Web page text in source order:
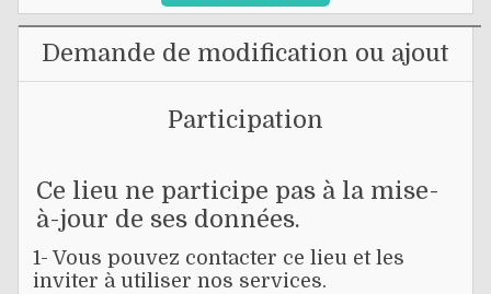
Demande de modification ou ajout
Participation
Ce lieu ne participe pas à la mise-
à-jour de ses données.
1- Vous pouvez contacter ce lieu et les
inviter à utiliser nos services.